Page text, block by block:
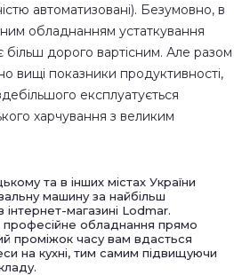
автоматизовані). Безумовно, в
обладнанням устаткування
більш дорого вартісним. Але разом
вищі показники продуктивності,
експлуатується
харчування з великим
та в інших містах України
машину за найбільш
магазині Lodmar.
обладнання прямо
проміжок часу вам вдасться
на кухні, тим самим підвищуючи